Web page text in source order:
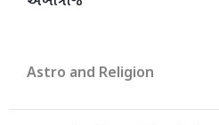
Astro and Religion